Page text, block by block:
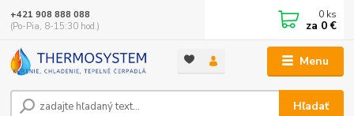
Menu
Hľadať
+421 908 888 088
(Po-Pia, 8-15:30 hod.)
0 ks
za 0 €